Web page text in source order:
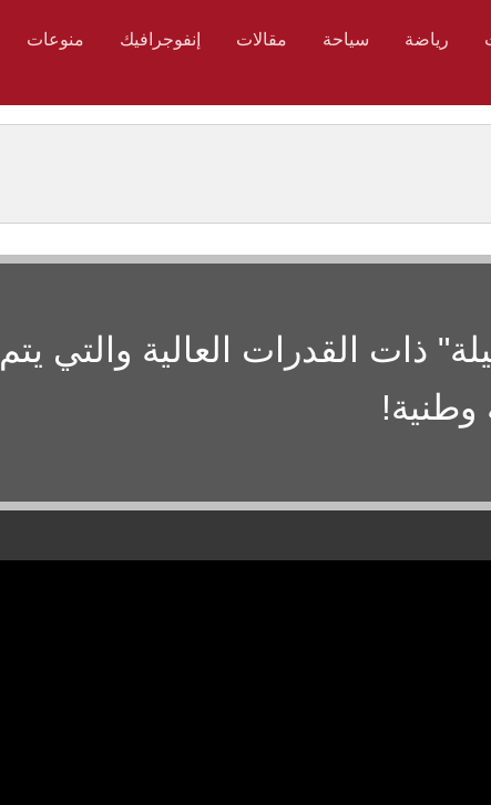
رياضة سياحة مقالات إنفوجرافيك منوعات
ذات القدرات العالية والتي يتم
وطنية!